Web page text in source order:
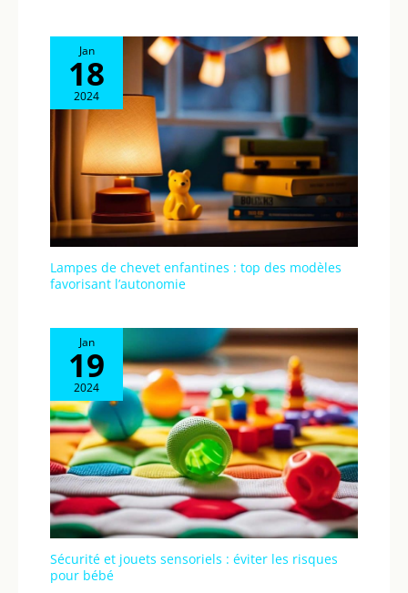
Jan
18
2024
Lampes de chevet enfantines : top des modèles
favorisant l’autonomie
Jan
19
2024
Sécurité et jouets sensoriels : éviter les risques
pour bébé